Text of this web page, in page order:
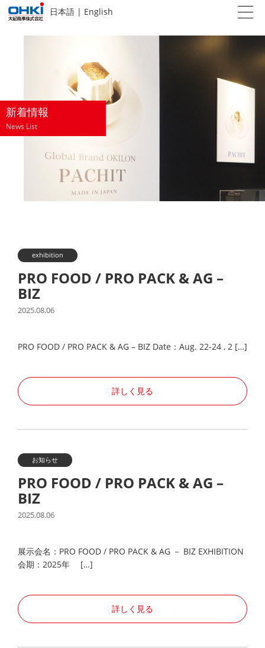
日本語 | English
新着情報
News List
exhibition
PRO FOOD / PRO PACK & AG –
BIZ
2025.08.06
PRO FOOD / PRO PACK & AG – BIZ Date：Aug. 22-24 , 2 […]
詳しく見る
お知らせ
PRO FOOD / PRO PACK & AG –
BIZ
2025.08.06
展示会名：PRO FOOD / PRO PACK & AG － BIZ EXHIBITION
会期：2025年 […]
詳しく見る